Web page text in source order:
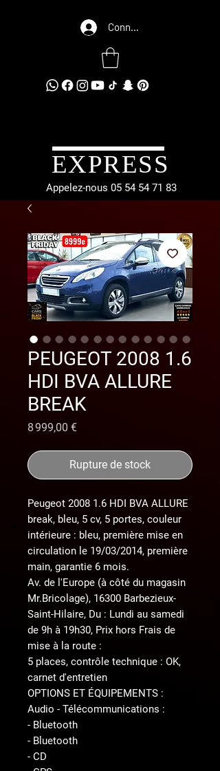
Connexion
EXPRESS
Appelez-nous 05 54 54 71 83
PEUGEOT 2008 1.6
HDI BVA ALLURE
BREAK
8 999,00 €Prix
Rupture de stock
Peugeot 2008 1.6 HDI BVA ALLURE
break, bleu, 5 cv, 5 portes, couleur
intérieure : bleu, première mise en
circulation le 19/03/2014, première
main, garantie 6 mois.
Av. de l'Europe (à côté du magasin
Mr.Bricolage), 16300 Barbezieux-
Saint-Hilaire, Du : Lundi au samedi
de 9h à 19h30, Prix hors Frais de
mise à la route :
5 places, contrôle technique : OK,
carnet d'entretien
OPTIONS ET ÉQUIPEMENTS :
Audio - Télécommunications :
- Bluetooth
- Bluetooth
- CD